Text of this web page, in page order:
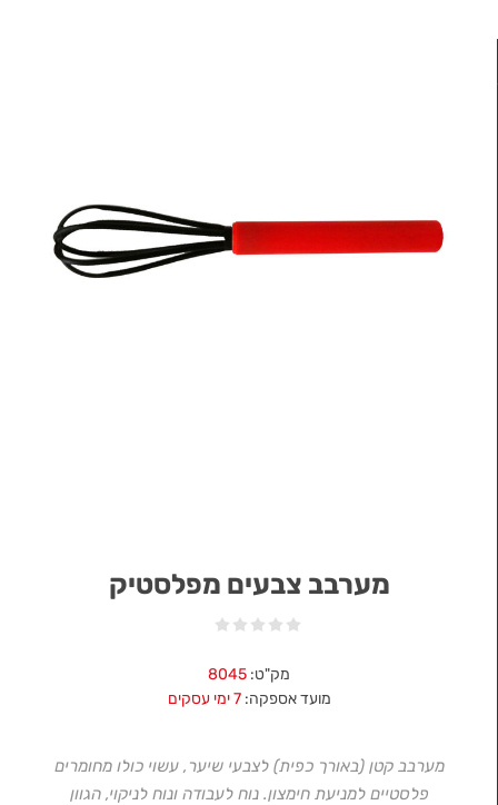
מערבב צבעים מפלסטיק
מק"ט: 8045
מועד אספקה: 7 ימי עסקים
מערבב קטן (באורך כפית) לצבעי שיער, עשוי כולו מחומרים
פלסטיים למניעת חימצון. נוח לעבודה ונוח לניקוי, הגוון